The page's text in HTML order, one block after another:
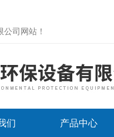
公司网站 ！
们 产品中心